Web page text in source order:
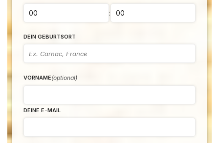
:
DEIN GEBURTSORT
VORNAME(optional)
DEINE E-MAIL